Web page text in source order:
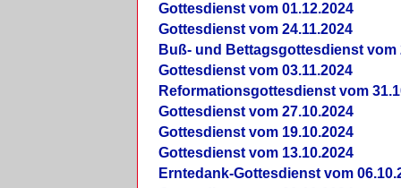
Gottesdienst vom 01.12.2024
Gottesdienst vom 24.11.2024
Buß- und Bettagsgottesdienst vom
Gottesdienst vom 03.11.2024
Reformationsgottesdienst vom
Gottesdienst vom 27.10.2024
Gottesdienst vom 19.10.2024
Gottesdienst vom 13.10.2024
Erntedank-Gottesdienst vom